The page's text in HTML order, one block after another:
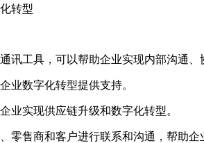
转型
讯工具，可以帮助企业实现内部沟通、
业数字化转型提供支持。
业实现供应链升级和数字化转型。
零售商和客户进行联系和沟通，帮助企